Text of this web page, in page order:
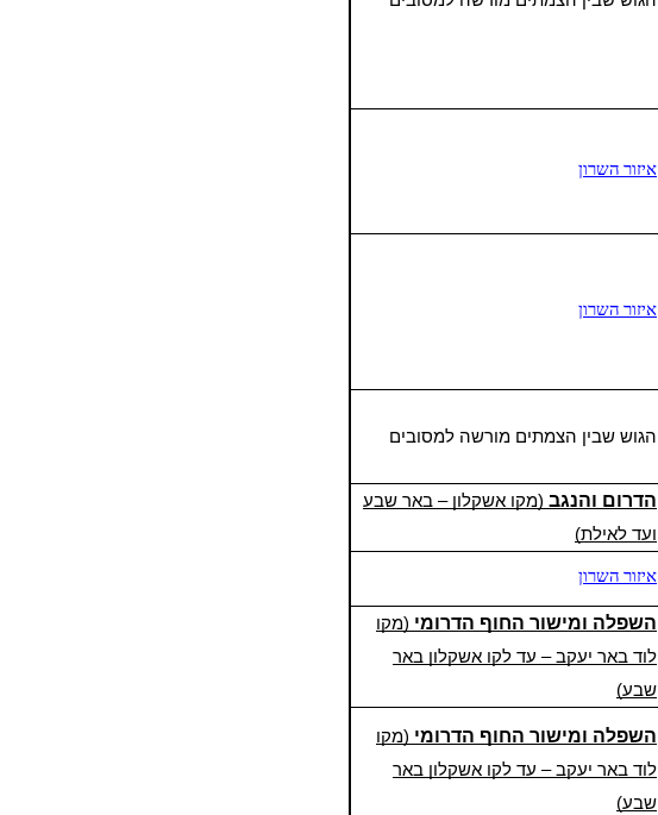
איזור השרון
איזור השרון
הגוש שבין הצמתים מורשה למסובים
הדרום והנגב (מקו אשקלון – באר שבע
ועד לאילת)
איזור השרון
השפלה ומישור החוף הדרומי (מקו
לוד באר יעקב – עד לקו אשקלון באר
שבע)
השפלה ומישור החוף הדרומי (מקו
לוד באר יעקב – עד לקו אשקלון באר
שבע)